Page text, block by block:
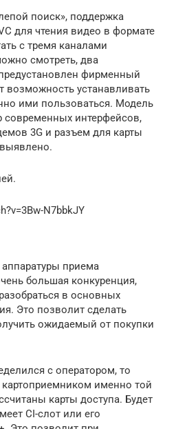
поиск», поддержка
для чтения видео в формате
с тремя каналами
смотреть, два
фирменный
возможность устанавливать
ими пользоваться. Модель
интерфейсов,
3G и разъем для карты
N7bbkJY
приема
большая конкуренция,
в основных
Это позволит сделать
ожидаемый от покупки
с оператором, то
картоприемником именно той
карты доступа. Будет
CI-слот или его